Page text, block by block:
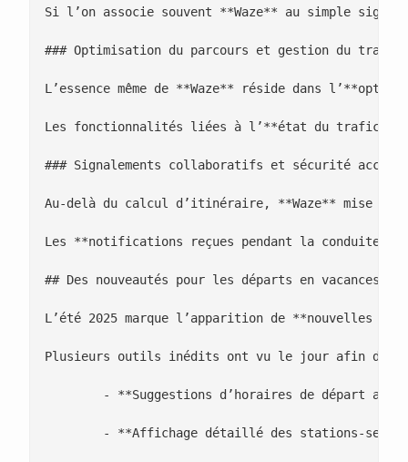
Si l’on associe souvent **Waze** au simple
### Optimisation du parcours et gestion du trafic
L’essence même de **Waze** réside dans
Les fonctionnalités liées à l’**état du trafic**
### Signalements collaboratifs et sécurité accrue
Au-delà du calcul d’itinéraire, **Waze** mise
Les **notifications reçues pendant la conduite**
## Des nouveautés pour les départs en vacances
L’été 2025 marque l’apparition de **nouvelles
Plusieurs outils inédits ont vu le jour afin de